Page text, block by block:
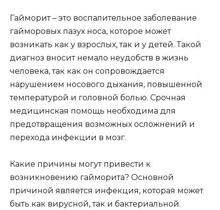
Гайморит – это воспалительное заболевание
гайморовых пазух носа, которое может
возникать как у взрослых, так и у детей. Такой
диагноз вносит немало неудобств в жизнь
человека, так как он сопровождается
нарушением носового дыхания, повышенной
температурой и головной болью. Срочная
медицинская помощь необходима для
предотвращения возможных осложнений и
перехода инфекции в мозг.
Какие причины могут привести к
возникновению гайморита? Основной
причиной является инфекция, которая может
быть как вирусной, так и бактериальной.